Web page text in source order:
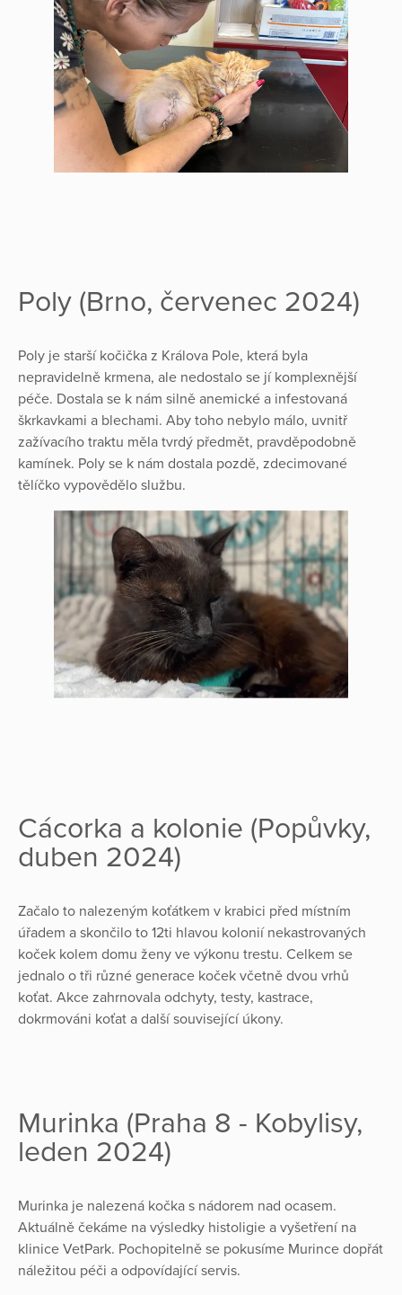
Poly (Brno, červenec 2024)
Poly je starší kočička z Králova Pole, která byla
nepravidelně krmena, ale nedostalo se jí komplexnější
péče. Dostala se k nám silně anemické a infestovaná
škrkavkami a blechami. Aby toho nebylo málo, uvnitř
zažívacího traktu měla tvrdý předmět, pravděpodobně
kamínek. Poly se k nám dostala pozdě, zdecimované
tělíčko vypovědělo službu.
Cácorka a kolonie (Popůvky,
duben 2024)
Začalo to nalezeným koťátkem v krabici před místním
úřadem a skončilo to 12ti hlavou kolonií nekastrovaných
koček kolem domu ženy ve výkonu trestu. Celkem se
jednalo o tři různé generace koček včetně dvou vrhů
koťat. Akce zahrnovala odchyty, testy, kastrace,
dokrmováni koťat a další související úkony.
Murinka (Praha 8 - Kobylisy,
leden 2024)
Murinka je nalezená kočka s nádorem nad ocasem.
Aktuálně čekáme na výsledky histoligie a vyšetření na
klinice VetPark. Pochopitelně se pokusíme Murince dopřát
náležitou péči a odpovídající servis.